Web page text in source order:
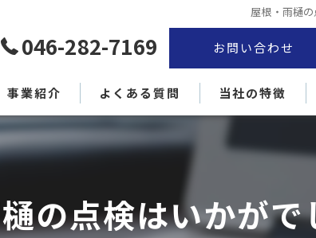
屋根・雨樋
046-282-7169 お問い合わせ
事業紹介 よくある質問 当社の特徴
厚木市のドローン
住宅
の点検はいかがで